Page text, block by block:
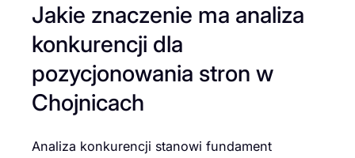
Jakie znaczenie ma analiza
konkurencji dla
pozycjonowania stron w
Chojnicach
Analiza konkurencji stanowi fundament